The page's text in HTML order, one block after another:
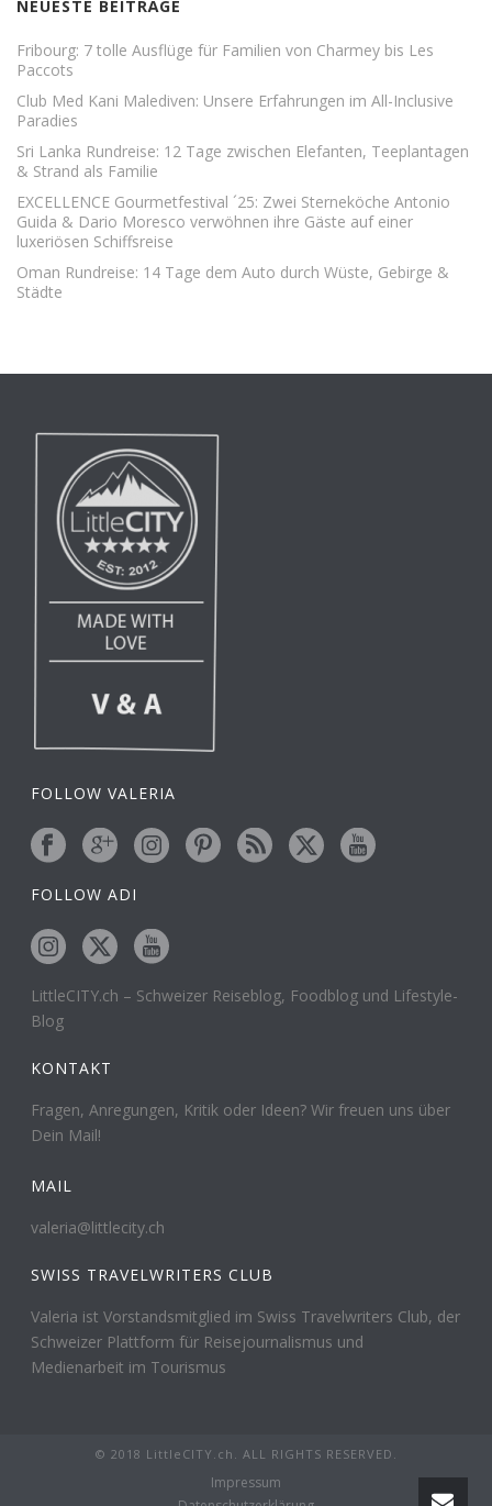
NEUESTE BEITRÄGE
Fribourg: 7 tolle Ausflüge für Familien von Charmey bis Les
Paccots
Club Med Kani Malediven: Unsere Erfahrungen im All-Inclusive
Paradies
Sri Lanka Rundreise: 12 Tage zwischen Elefanten, Teeplantagen
& Strand als Familie
EXCELLENCE Gourmetfestival ´25: Zwei Sterneköche Antonio
Guida & Dario Moresco verwöhnen ihre Gäste auf einer
luxeriösen Schiffsreise
Oman Rundreise: 14 Tage dem Auto durch Wüste, Gebirge &
Städte
FOLLOW VALERIA
FOLLOW ADI
LittleCITY.ch – Schweizer Reiseblog, Foodblog und Lifestyle-
Blog
KONTAKT
Fragen, Anregungen, Kritik oder Ideen? Wir freuen uns über
Dein Mail!
MAIL
valeria@littlecity.ch
SWISS TRAVELWRITERS CLUB
Valeria ist Vorstandsmitglied im Swiss Travelwriters Club, der
Schweizer Plattform für Reisejournalismus und
Medienarbeit im Tourismus
© 2018 LittleCITY.ch. ALL RIGHTS RESERVED.
Impressum